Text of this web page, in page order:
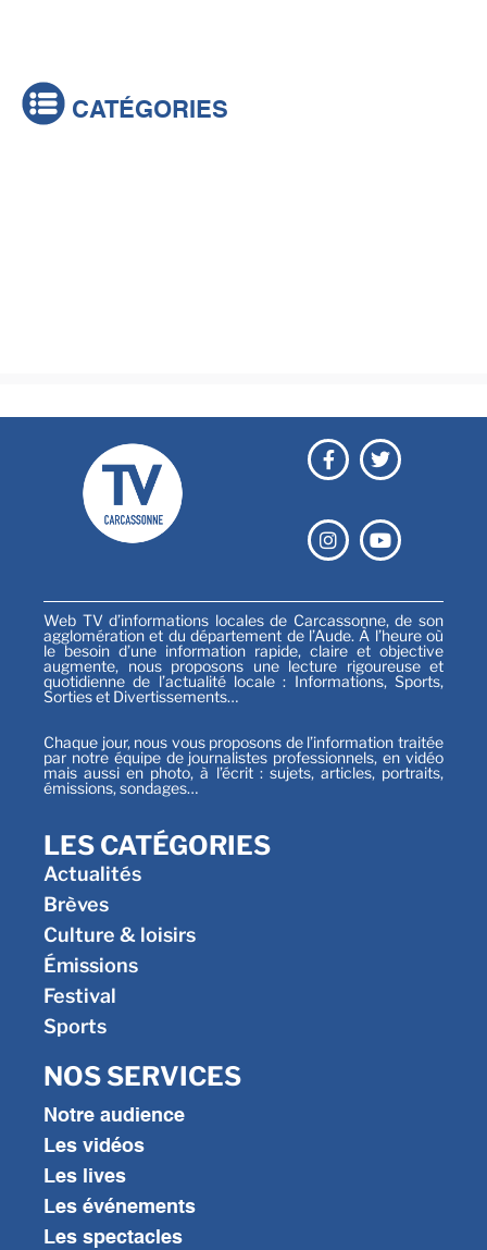
CATÉGORIES
Web TV d’informations locales de Carcassonne, de son
agglomération et du département de l’Aude. À l’heure où
le besoin d’une information rapide, claire et objective
augmente, nous proposons une lecture rigoureuse et
quotidienne de l’actualité locale : Informations, Sports,
Sorties et Divertissements…
Chaque jour, nous vous proposons de l’information traitée
par notre équipe de journalistes professionnels, en vidéo
mais aussi en photo, à l’écrit : sujets, articles, portraits,
émissions, sondages…
LES CATÉGORIES
Actualités
Brèves
Culture & loisirs
Émissions
Festival
Sports
NOS SERVICES
Notre audience
Les vidéos
Les lives
Les événements
Les spectacles